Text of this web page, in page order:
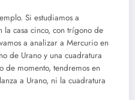
Si estudiamos a
la casa cinco, con trígono de
a analizar a Mercurio en
de Urano y una cuadratura
de momento, tendremos en
a Urano, ni la cuadratura